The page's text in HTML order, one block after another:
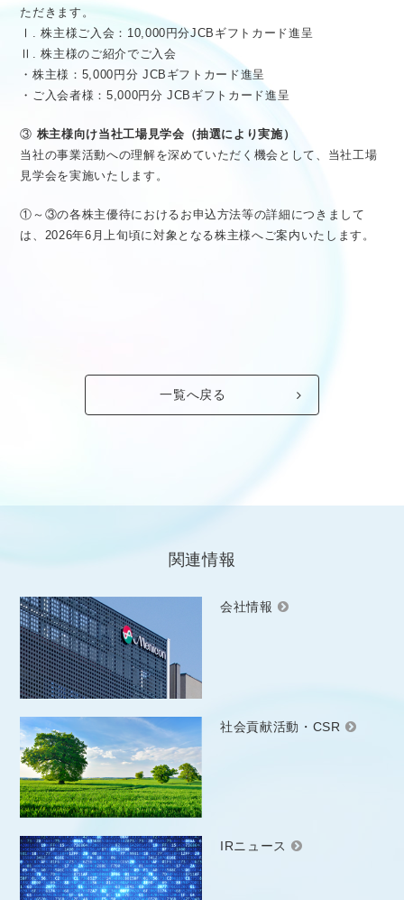
ただきます。
Ⅰ. 株主様ご入会：10,000円分JCBギフトカード進呈
Ⅱ. 株主様のご紹介でご入会
・株主様：5,000円分 JCBギフトカード進呈
・ご入会者様：5,000円分 JCBギフトカード進呈
③ 株主様向け当社工場見学会（抽選により実施）
当社の事業活動への理解を深めていただく機会として、当社工場
見学会を実施いたします。
①～③の各株主優待におけるお申込方法等の詳細につきまして
は、2026年6月上旬頃に対象となる株主様へご案内いたします。
一覧へ戻る
関連情報
会社情報
社会貢献活動・CSR
IRニュース